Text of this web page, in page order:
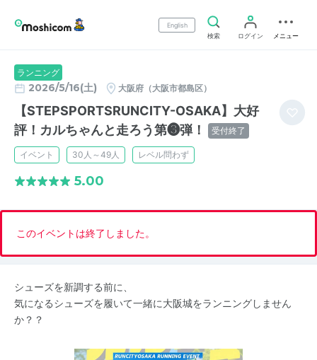
English
検索
ログイン メニュー
ランニング
2026/5/16(土) 大阪府（大阪市都島区）
【STEPSPORTSRUNCITY-OSAKA】大好
評！カルちゃんと走ろう第❸弾！
受付終了
イベント 30人～49人 レベル問わず
5.00
このイベントは終了しました。
シューズを新調する前に、
気になるシューズを履いて一緒に大阪城をランニングしません
か？？